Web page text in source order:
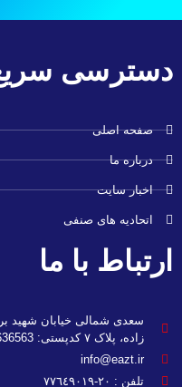
دسترسی
صفحه اصلی
درباره ما
اخبار سایت
اتحادیه های صنفی
ارتباط با ما
سعدی شمالی خیابان شهید
زاده، پلاک ۷ کدپستی: 1149636563
info@eazt.ir
تلفن : ٢٠-٧٧٦٤٩٠١٩